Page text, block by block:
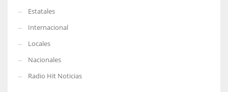
Estatales
Internacional
Locales
Nacionales
Radio Hit Noticias